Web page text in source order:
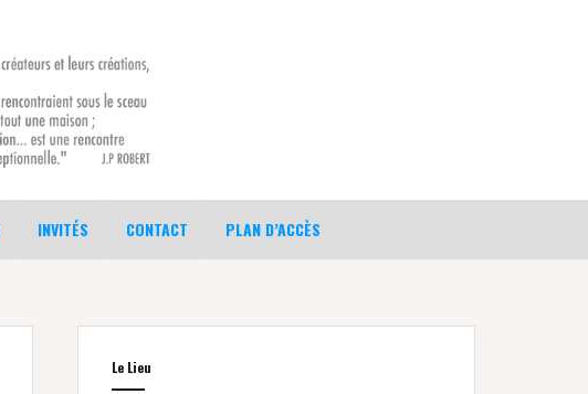
INVITÉS CONTACT PLAN D’ACCÈS
Le Lieu